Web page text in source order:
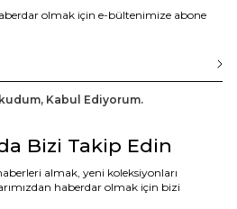
olmak için e-bültenimize abone
Kabul Ediyorum.
Bizi Takip Edin
almak, yeni koleksiyonları
haberdar olmak için bizi